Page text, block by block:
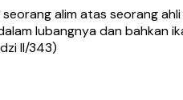
alim atas seorang
lubangnya dan bahkan
II/343)